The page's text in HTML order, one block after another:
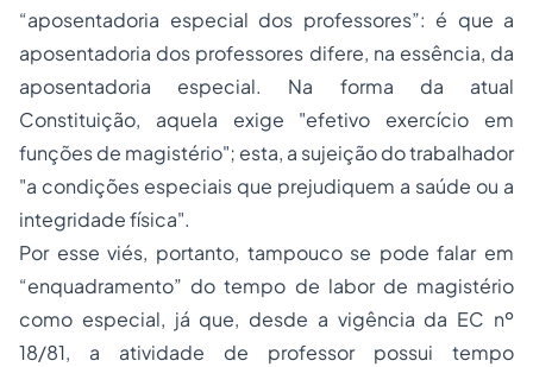
“aposentadoria especial dos professores”: é que a
aposentadoria dos professores difere, na essência, da
aposentadoria especial. Na forma da atual
Constituição, aquela exige "efetivo exercício em
funções de magistério"; esta, a sujeição do trabalhador
"a condições especiais que prejudiquem a saúde ou a
integridade física".
Por esse viés, portanto, tampouco se pode falar em
“enquadramento” do tempo de labor de magistério
como especial, já que, desde a vigência da EC nº
18/81, a atividade de professor possui tempo